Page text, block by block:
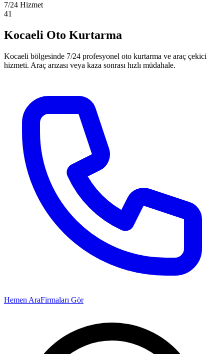
7/24 Hizmet
41
Kocaeli Oto Kurtarma
Kocaeli bölgesinde 7/24 profesyonel oto kurtarma ve araç çekici
hizmeti. Araç arızası veya kaza sonrası hızlı müdahale.
Hemen AraFirmaları Gör